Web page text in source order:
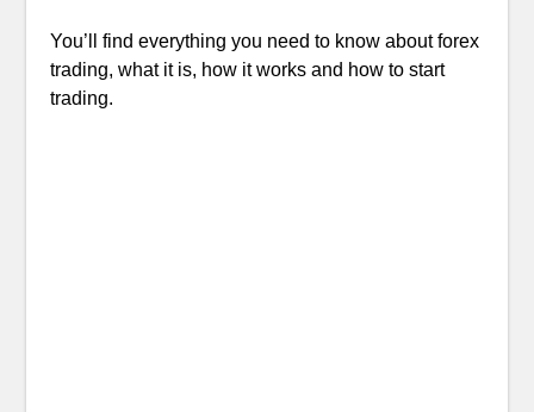
You’ll find everything you need to know about forex
trading, what it is, how it works and how to start
trading.